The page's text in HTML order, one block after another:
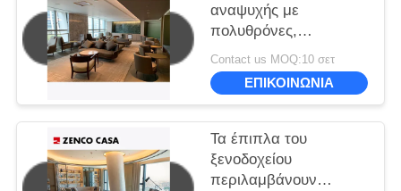
αναψυχής με
πολυθρόνες,
καναπέδες και
τραπέζια καφέ
Contact us MOQ:10 σετ
ΕΠΙΚΟΙΝΩΝΙΑ
Τα έπιπλα του
ξενοδοχείου
περιλαμβάνουν